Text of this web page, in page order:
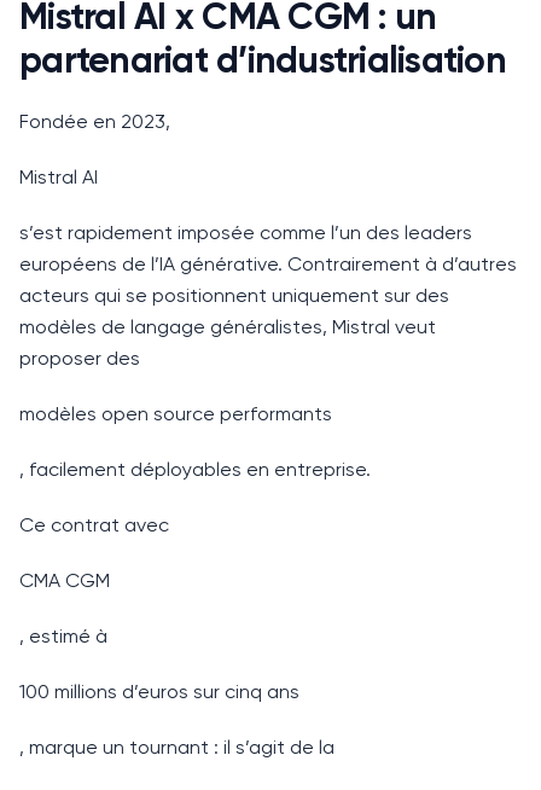
Mistral AI x CMA CGM : un
partenariat d’industrialisation
Fondée en 2023,
Mistral AI
s’est rapidement imposée comme l’un des leaders
européens de l’IA générative. Contrairement à d’autres
acteurs qui se positionnent uniquement sur des
modèles de langage généralistes, Mistral veut
proposer des
modèles open source performants
, facilement déployables en entreprise.
Ce contrat avec
CMA CGM
, estimé à
100 millions d’euros sur cinq ans
, marque un tournant : il s’agit de la